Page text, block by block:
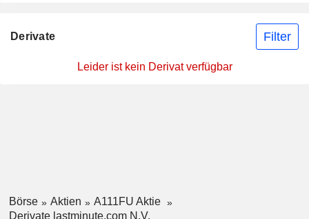
Derivate Filter
Leider ist kein Derivat verfügbar
Börse Aktien
A111FU Aktie
Derivate lastminute.com N.V.